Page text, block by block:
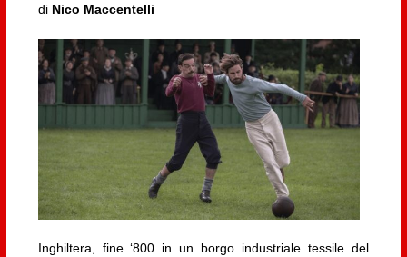
di Nico Maccentelli
Inghiltera, fine ‘800 in un borgo industriale tessile del